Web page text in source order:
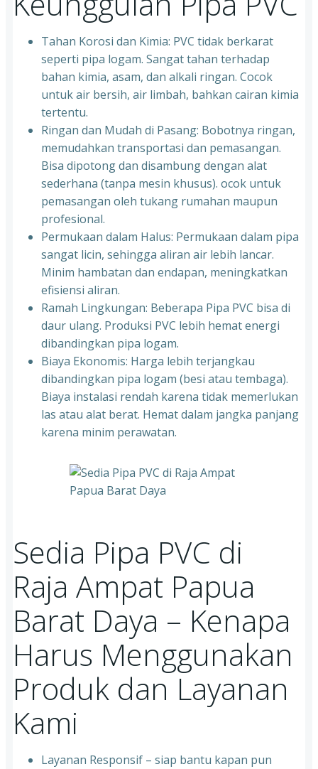
Tahan Korosi dan Kimia: PVC tidak berkarat
seperti pipa logam. Sangat tahan terhadap
bahan kimia, asam, dan alkali ringan. Cocok
untuk air bersih, air limbah, bahkan cairan kimia
tertentu.
Ringan dan Mudah di Pasang: Bobotnya ringan,
memudahkan transportasi dan pemasangan.
Bisa dipotong dan disambung dengan alat
sederhana (tanpa mesin khusus). ocok untuk
pemasangan oleh tukang rumahan maupun
profesional.
Permukaan dalam Halus: Permukaan dalam pipa
sangat licin, sehingga aliran air lebih lancar.
Minim hambatan dan endapan, meningkatkan
efisiensi aliran.
Ramah Lingkungan: Beberapa Pipa PVC bisa di
daur ulang. Produksi PVC lebih hemat energi
dibandingkan pipa logam.
Biaya Ekonomis: Harga lebih terjangkau
dibandingkan pipa logam (besi atau tembaga).
Biaya instalasi rendah karena tidak memerlukan
las atau alat berat. Hemat dalam jangka panjang
karena minim perawatan.
Sedia Pipa PVC di
Raja Ampat Papua
Barat Daya – Kenapa
Harus Menggunakan
Produk dan Layanan
Kami
Layanan Responsif – siap bantu kapan pun